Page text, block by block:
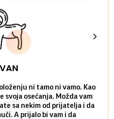
ni tamo ni vamo. Kao
svoja osećanja. Možda vam
sa nekim od prijatelja i da
A prijalo bi vam i da